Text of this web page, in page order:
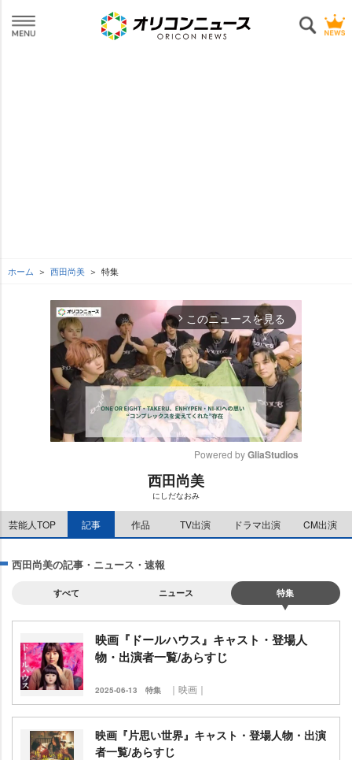
ホーム 西田尚美 特集
arrow_forward_ios このニュースを見る
e
Powered by GliaStudios
西田尚美
にしだなおみ
芸能人TOP 記事 作品 TV出演 ドラマ出演 CM出演
西田尚美の記事・ニュース・速報
すべて ニュース 特集
映画『ドールハウス』キャスト・登場人
物・出演者一覧/あらすじ
2025-06-13 特集 ｜映画｜
映画『片思い世界』キャスト・登場人物・出演
者一覧/あらすじ